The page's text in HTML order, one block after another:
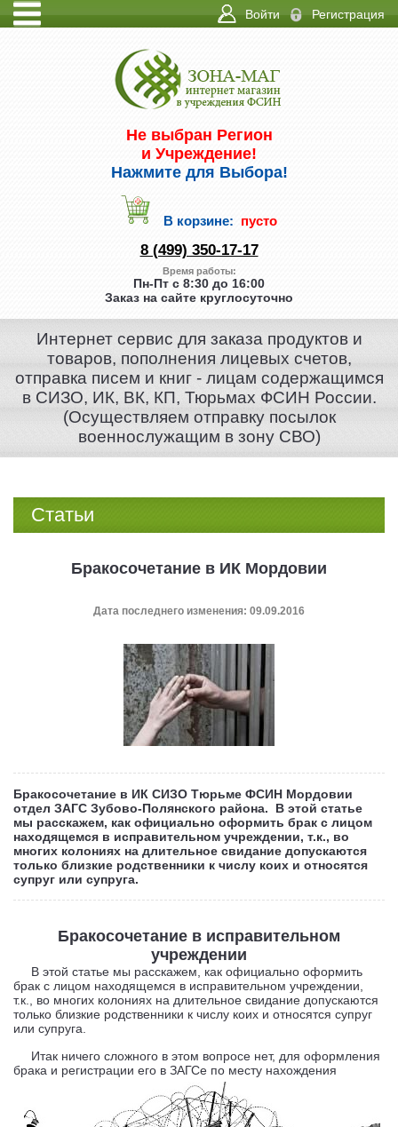
КОНТАКТЫ
Регистрация
Войти
Не выбран Регион
и Учреждение!
Нажмите для Выбора!
В корзине: пусто
8 (499) 350-17-17
Время работы:
Пн-Пт с 8:30 до 16:00
Заказ на сайте круглосуточно
Интернет сервис для заказа продуктов и
товаров, пополнения лицевых счетов,
отправка писем и книг - лицам содержащимся
в СИЗО, ИК, ВК, КП, Тюрьмах ФСИН России.
(Осуществляем отправку посылок
военнослужащим в зону СВО)
Статьи
Бракосочетание в ИК Мордовии
Дата последнего изменения: 09.09.2016
Бракосочетание в ИК СИЗО Тюрьме ФСИН Мордовии
отдел ЗАГС Зубово-Полянского района. В этой статье
мы расскажем, как официально оформить брак с лицом
находящемся в исправительном учреждении, т.к., во
многих колониях на длительное свидание допускаются
только близкие родственники к числу коих и относятся
супруг или супруга.
Бракосочетание в исправительном
учреждении
В этой статье мы расскажем, как официально оформить
брак с лицом находящемся в исправительном учреждении,
т.к., во многих колониях на длительное свидание допускаются
только близкие родственники к числу коих и относятся супруг
или супруга.
Итак ничего сложного в этом вопросе нет, для оформления
брака и регистрации его в ЗАГСе по месту нахождения